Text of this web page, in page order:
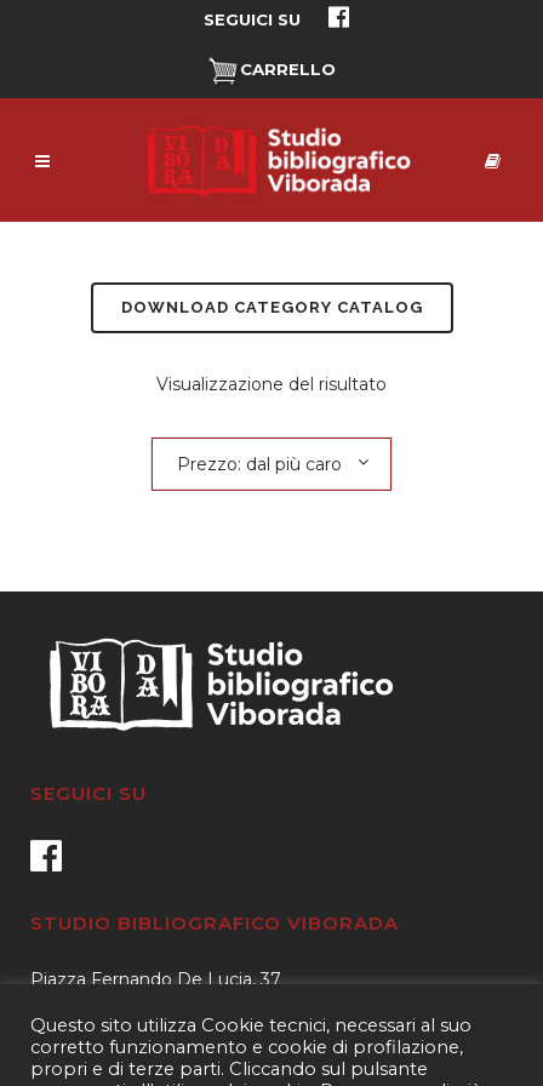
SEGUICI SU
CARRELLO
DOWNLOAD CATEGORY CATALOG
Visualizzazione del risultato
Prezzo: dal più caro
SEGUICI SU
STUDIO BIBLIOGRAFICO VIBORADA
Piazza Fernando De Lucia, 37
Tel.3400596959 – 3404632889
email.info@viborada.it
Questo sito utilizza Cookie tecnici, necessari al suo
corretto funzionamento e cookie di profilazione,
propri e di terze parti. Cliccando sul pulsante